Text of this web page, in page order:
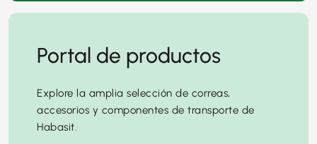
Portal de productos
Explore la amplia selección de correas,
accesorios y componentes de transporte de
Habasit.